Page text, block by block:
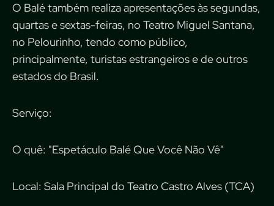
O Balé também realiza apresentações às segundas,
quartas e sextas-feiras, no Teatro Miguel Santana,
no Pelourinho, tendo como público,
principalmente, turistas estrangeiros e de outros
estados do Brasil.
Serviço:
O quê: "Espetáculo Balé Que Você Não Vê"
Local: Sala Principal do Teatro Castro Alves (TCA)